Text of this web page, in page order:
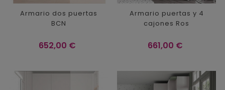
Armario dos puertas
BCN
Precio
652,00 €
Armario puertas y 4
cajones Ros
Precio
661,00 €